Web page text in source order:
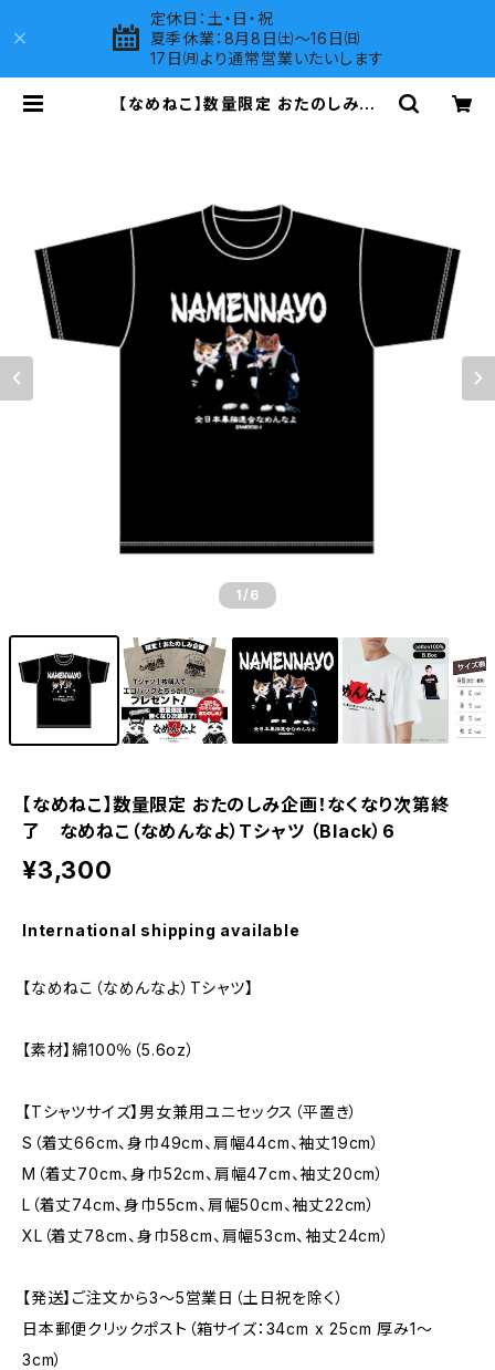
定休日：土・日・祝
夏季休業：8月8日㈯～16日㈰
17日㈪より通常営業いたいします
【なめねこ】数量限定 おたのしみ企
1 /6
【なめねこ】数量限定 おたのしみ企画！なくなり次第終
了 なめねこ（なめんなよ）Tシャツ （Black）6
¥3,300
International shipping available
【なめねこ（なめんなよ）Tシャツ】
【素材】綿100％（5.6oz）
【Tシャツサイズ】男女兼用ユニセックス（平置き）
S（着丈66cm、身巾49cm、肩幅44cm、袖丈19cm）
M（着丈70cm、身巾52cm、肩幅47cm、袖丈20cm）
L（着丈74cm、身巾55cm、肩幅50cm、袖丈22cm）
XL（着丈78cm、身巾58cm、肩幅53cm、袖丈24cm）
【発送】ご注文から3〜5営業日（土日祝を除く）
日本郵便クリックポスト（箱サイズ：34cm x 25cm 厚み1〜
3cm）